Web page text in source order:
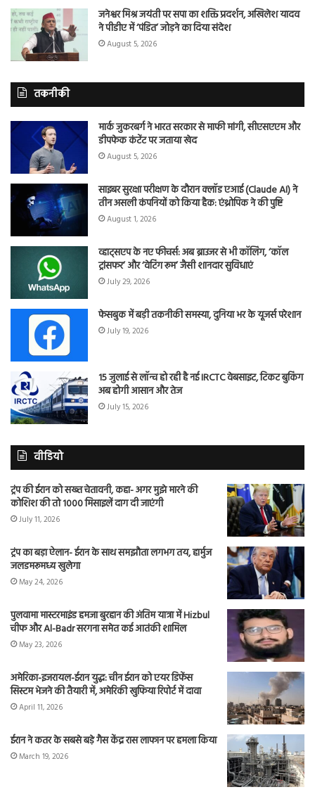
जनेश्वर मिश्र जयंती पर सपा का शक्ति प्रदर्शन, अखिलेश यादव
ने पीडीए में ‘पंडित’ जोड़ने का दिया संदेश
August 5, 2026
तकनीकी
मार्क जुकरबर्ग ने भारत सरकार से माफी मांगी, सीएसएएम और
डीपफेक कंटेंट पर जताया खेद
August 5, 2026
साइबर सुरक्षा परीक्षण के दौरान क्लॉड एआई (Claude AI) ने
तीन असली कंपनियों को किया हैक: एंथ्रोपिक ने की पुष्टि
August 1, 2026
व्हाट्सएप के नए फीचर्स: अब ब्राउजर से भी कॉलिंग, ‘कॉल
ट्रांसफर’ और ‘वेटिंग रूम’ जैसी शानदार सुविधाएं
July 29, 2026
फेसबुक में बड़ी तकनीकी समस्या, दुनिया भर के यूजर्स परेशान
July 19, 2026
15 जुलाई से लॉन्च हो रही है नई IRCTC वेबसाइट, टिकट बुकिंग
अब होगी आसान और तेज
July 15, 2026
वीडियो
ट्रंप की ईरान को सख्त चेतावनी, कहा- अगर मुझे मारने की
कोशिश की तो 1000 मिसाइलें दाग दी जाएंगी
July 11, 2026
ट्रंप का बड़ा ऐलान- ईरान के साथ समझौता लगभग तय, हार्मुज
जलडमरूमध्य खुलेगा
May 24, 2026
पुलवामा मास्टरमाइंड हमजा बुरहान की अंतिम यात्रा में Hizbul
चीफ और Al-Badr सरगना समेत कई आतंकी शामिल
May 23, 2026
अमेरिका-इजरायल-ईरान युद्ध: चीन ईरान को एयर डिफेंस
सिस्टम भेजने की तैयारी में, अमेरिकी खुफिया रिपोर्ट में दावा
April 11, 2026
ईरान ने कतर के सबसे बड़े गैस केंद्र रास लाफान पर हमला किया
March 19, 2026